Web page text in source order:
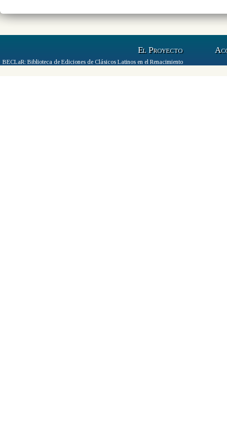
El Proyecto
BECLaR: Biblioteca de Ediciones de Clásicos Latinos en el Renacimiento